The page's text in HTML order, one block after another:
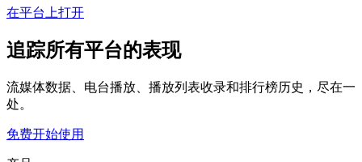
在平台上打开
追踪所有平台的表现
流媒体数据、电台播放、播放列表收录和排行榜历史，尽在一
处。
免费开始使用